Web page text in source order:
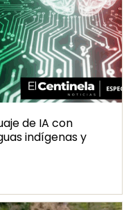
de IA con
indígenas y